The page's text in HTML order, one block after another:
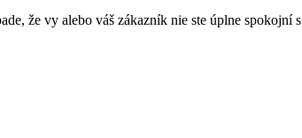
že vy alebo váš zákazník nie ste úplne